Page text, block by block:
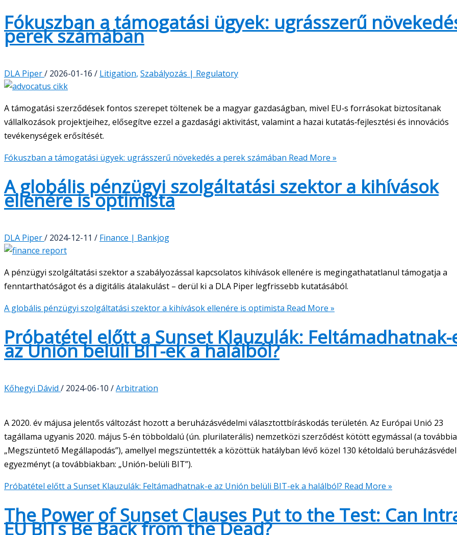
Fókuszban a támogatási ügyek: ugrásszerű
perek számában
DLA Piper/ 2026-01-16 / Litigation, Szabályozás | Regulatory
A támogatási szerződések fontos szerepet töltenek be a magyar gazdaságban, mivel EU‑s forrásokat biztosítanak
vállalkozások projektjeihez, elősegítve ezzel a gazdasági aktivitást, valamint a hazai kutatás‑fejlesztési és innovációs
tevékenységek erősítését.
Fókuszban a támogatási ügyek: ugrásszerű növekedés a perek számában Read More »
A globális pénzügyi szolgáltatási szektor a kihívások
ellenére is optimista
DLA Piper/ 2024-12-11 / Finance | Bankjog
A pénzügyi szolgáltatási szektor a szabályozással kapcsolatos kihívások ellenére is megingathatatlanul támogatja a
fenntarthatóságot és a digitális átalakulást – derül ki a DLA Piper legfrissebb kutatásából.
A globális pénzügyi szolgáltatási szektor a kihívások ellenére is optimista Read More »
Próbatétel előtt a Sunset Klauzulák: Feltámadhatnak-
az Unión belüli BIT-ek a halálból?
Kőhegyi Dávid / 2024-06-10 /Arbitration
A 2020. év májusa jelentős változást hozott a beruházásvédelmi választottbíráskodás területén. Az Európai Unió 23
tagállama ugyanis 2020. május 5-én többoldalú (ún. plurilaterális) nemzetközi szerződést kötött egymással (a
„Megszüntető Megállapodás”), amellyel megszüntették a közöttük hatályban lévő közel 130 kétoldalú
egyezményt (a továbbiakban: „Unión-belüli BIT”).
Próbatétel előtt a Sunset Klauzulák: Feltámadhatnak-e az Unión belüli BIT-ek a halálból? Read More »
The Power of Sunset Clauses Put to the Test: Can
EU BITs Be Back from the Dead?